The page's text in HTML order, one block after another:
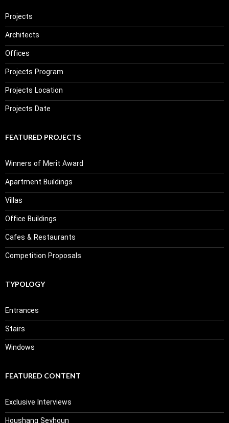
Projects
Architects
Offices
Projects Program
Projects Location
Projects Date
FEATURED PROJECTS
Winners of Merit Award
Apartment Buildings
Villas
Office Buildings
Cafes & Restaurants
Competition Proposals
TYPOLOGY
Entrances
Stairs
Windows
FEATURED CONTENT
Exclusive Interviews